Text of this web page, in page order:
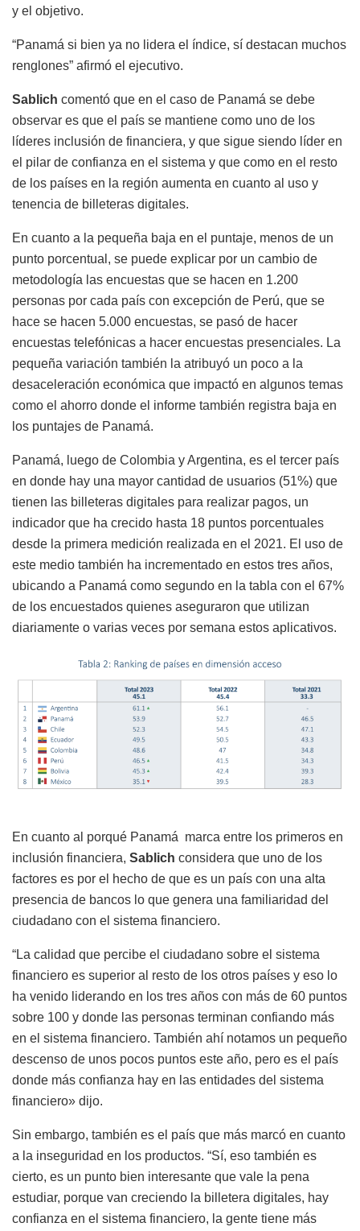
y el objetivo.
“Panamá si bien ya no lidera el índice, sí destacan muchos
renglones” afirmó el ejecutivo.
Sablich comentó que en el caso de Panamá se debe
observar es que el país se mantiene como uno de los
líderes inclusión de financiera, y que sigue siendo líder en
el pilar de confianza en el sistema y que como en el resto
de los países en la región aumenta en cuanto al uso y
tenencia de billeteras digitales.
En cuanto a la pequeña baja en el puntaje, menos de un
punto porcentual, se puede explicar por un cambio de
metodología las encuestas que se hacen en 1.200
personas por cada país con excepción de Perú, que se
hace se hacen 5.000 encuestas, se pasó de hacer
encuestas telefónicas a hacer encuestas presenciales. La
pequeña variación también la atribuyó un poco a la
desaceleración económica que impactó en algunos temas
como el ahorro donde el informe también registra baja en
los puntajes de Panamá.
Panamá, luego de Colombia y Argentina, es el tercer país
en donde hay una mayor cantidad de usuarios (51%) que
tienen las billeteras digitales para realizar pagos, un
indicador que ha crecido hasta 18 puntos porcentuales
desde la primera medición realizada en el 2021. El uso de
este medio también ha incrementado en estos tres años,
ubicando a Panamá como segundo en la tabla con el 67%
de los encuestados quienes aseguraron que utilizan
diariamente o varias veces por semana estos aplicativos.
En cuanto al porqué Panamá marca entre los primeros en
inclusión financiera, Sablich considera que uno de los
factores es por el hecho de que es un país con una alta
presencia de bancos lo que genera una familiaridad del
ciudadano con el sistema financiero.
“La calidad que percibe el ciudadano sobre el sistema
financiero es superior al resto de los otros países y eso lo
ha venido liderando en los tres años con más de 60 puntos
sobre 100 y donde las personas terminan confiando más
en el sistema financiero. También ahí notamos un pequeño
descenso de unos pocos puntos este año, pero es el país
donde más confianza hay en las entidades del sistema
financiero» dijo.
Sin embargo, también es el país que más marcó en cuanto
a la inseguridad en los productos. “Sí, eso también es
cierto, es un punto bien interesante que vale la pena
estudiar, porque van creciendo la billetera digitales, hay
confianza en el sistema financiero, la gente tiene más